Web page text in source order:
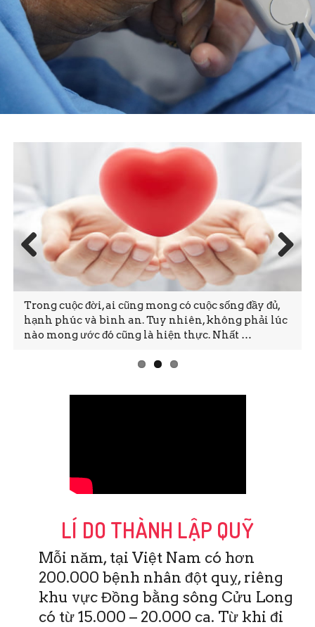
Trong cuộc đời, ai cũng mong có cuộc sống đầy đủ,
hạnh phúc và bình an. Tuy nhiên, không phải lúc
nào mong ước đó cũng là hiện thực. Nhất …
Next
LÍ DO THÀNH LẬP QUỸ
Mỗi năm, tại Việt Nam có hơn
200.000 bệnh nhân đột quỵ, riêng
khu vực Đồng bằng sông Cửu Long
có từ 15.000 – 20.000 ca. Từ khi đi